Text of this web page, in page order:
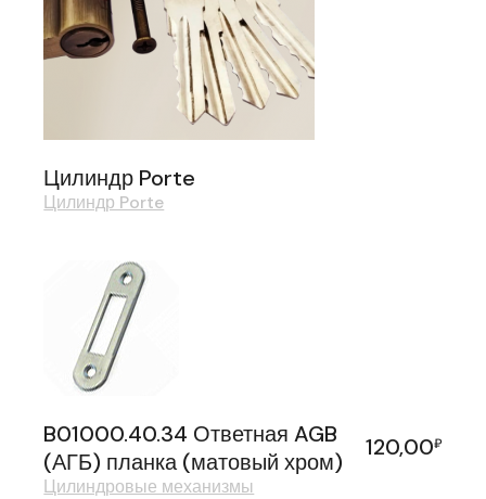
Цилиндр Porte
Цилиндр Porte
B01000.40.34 Ответная AGB
(АГБ) планка (матовый хром)
120,00₽
Цилиндровые механизмы